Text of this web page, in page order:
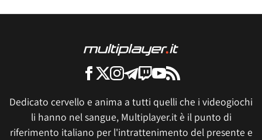
Dedicato cervello e anima a tutti quelli che i videogiochi
li hanno nel sangue, Multiplayer.it è il punto di
riferimento italiano per l'intrattenimento del presente e